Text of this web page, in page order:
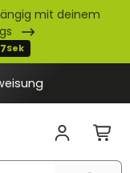
mit deinem
Sek